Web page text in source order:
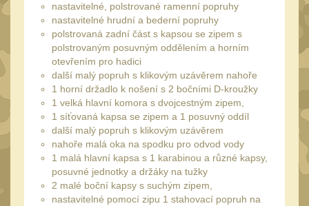
Speciální pouzdra III12
Pouzdra na láhev 42
Pouzdra na toaletní
potřeby3
Pouzdra na
lékárničku48
Pouzdra na
elektroniku67
Pouzdra a kapsy na
suchý zip95
nastavitelné, polstrované ramenní popruhy
nastavitelné hrudní a bederní popruhy
polstrovaná zadní část s kapsou se zipem s
polstrovaným posuvným oddělením a horním
otevřením pro hadici
další malý popruh s klikovým uzávěrem nahoře
1 horní držadlo k nošení s 2 bočními D-kroužky
1 velká hlavní komora s dvojcestným zipem,
1 síťovaná kapsa se zipem a 1 posuvný oddíl
další malý popruh s klikovým uzávěrem
nahoře malá oka na spodku pro odvod vody
1 malá hlavní kapsa s 1 karabinou a různé kapsy,
posuvné jednotky a držáky na tužky
2 malé boční kapsy s suchým zipem,
nastavitelné pomocí zipu 1 stahovací popruh na